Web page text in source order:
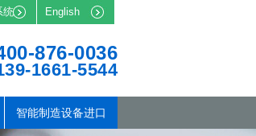
统 English
876-0036
1661-5544
智能制造设备进口